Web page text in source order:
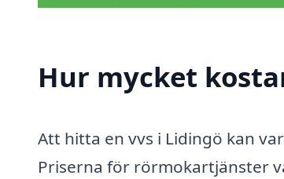
Hur mycket
Att hitta en vvs i Lidingö kan
Priserna för rörmokartjänster